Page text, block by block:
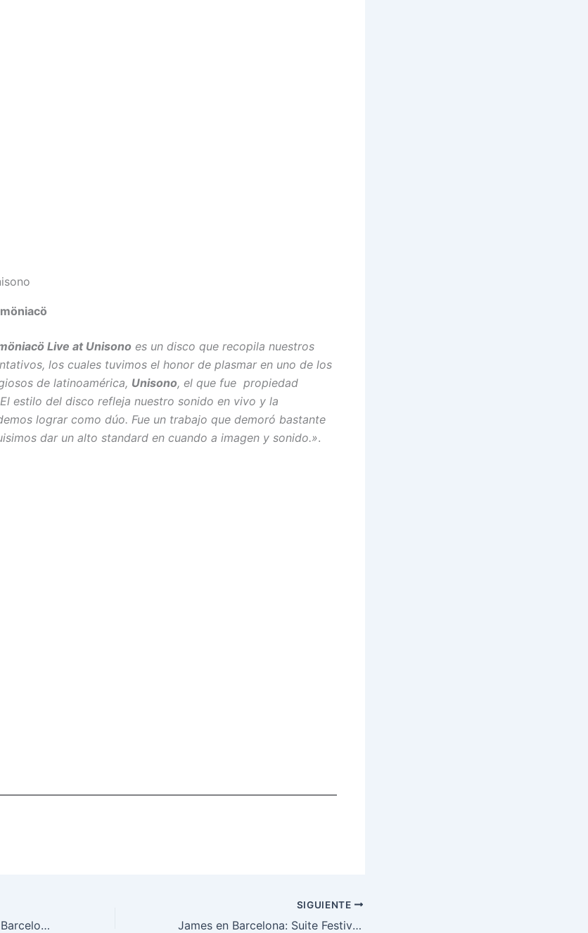
Live at Unisono es un disco que recopila nuestros
los cuales tuvimos el honor de plasmar en uno de los
de latinoamérica, Unisono, el que fue propiedad
El estilo del disco refleja nuestro sonido en vivo y la
lograr como dúo. Fue un trabajo que demoró bastante
dar un alto standard en cuando a imagen y sonido.».
Yêpiter: Sonido Retro en Barcelona
SIGUIENTE
James en Barcelona: Suite Festival 2024